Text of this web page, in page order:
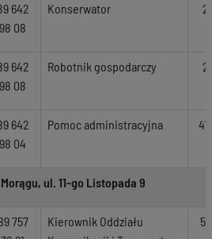
642
98 08
Konserwator 2
642
98 08
Robotnik gospodarczy 2
642
98 04
Pomoc administracyjna
ul. 11-go Listopada 9
757
Kierownik Oddziału
52